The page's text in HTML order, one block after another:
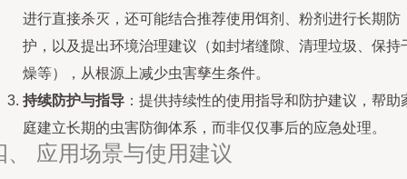
进行直接杀灭，还可能结合推荐使用饵剂、粉剂进行长期防
护，以及提出环境治理建议（如封堵缝隙、清理垃圾、保持
燥等），从根源上减少虫害孳生条件。
持续防护与指导 ：提供持续性的使用指导和防护建议，帮助
庭建立长期的虫害防御体系，而非仅仅事后的应急处理。
、 应用场景与使用建议